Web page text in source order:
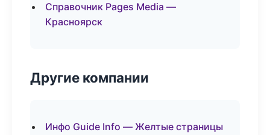
Справочник Pages Media —
Красноярск
Другие компании
Инфо Guide Info — Желтые страницы